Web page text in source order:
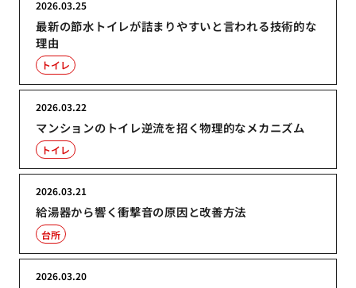
最新の節水トイレが詰まりやすいと言われる技術的な
理由
2026.03.25
トイレ
マンションのトイレ逆流を招く物理的なメカニズム
2026.03.22
トイレ
給湯器から響く衝撃音の原因と改善方法
2026.03.21
台所
2026.03.20